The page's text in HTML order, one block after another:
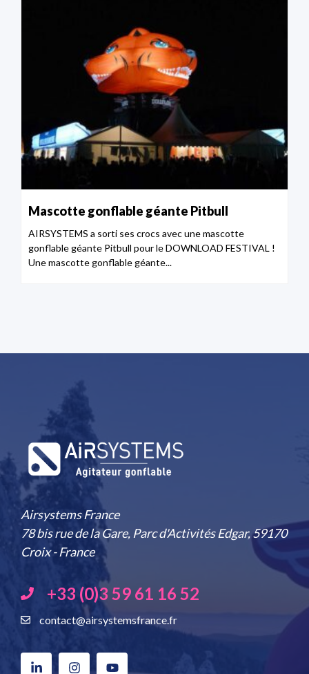
Mascotte gonflable géante Pitbull
AIRSYSTEMS a sorti ses crocs avec une mascotte
gonflable géante Pitbull pour le DOWNLOAD FESTIVAL !
Une mascotte gonflable géante...
Airsystems France
78 bis rue de la Gare, Parc d'Activités Edgar, 59170
Croix - France
+33 (0)3 59 61 16 52
contact@airsystemsfrance.fr